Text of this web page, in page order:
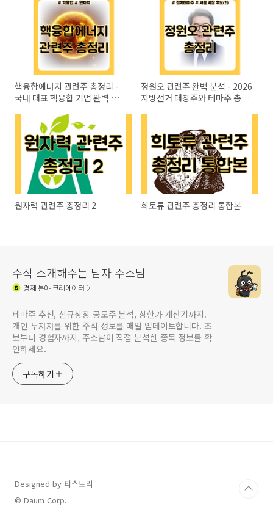
핵융합에너지 관련주 총정리 -
국내 대표 핵융합 기업 완벽 분
정원오 관련주 완벽 분석 - 2026
지방선거 대장주와 테마주 총정
원자력 관련주 총정리 2 희토류 관련주 총정리 통합본
주식 소개해주는 남자 주소남
경제분야 크리에이터
테마주 추천, 신규상장 공모주 분석, 상한가 계산기까지.
개인 투자자를 위한 주식 정보를 매일 업데이트합니다. 초
보부터 경험자까지, 주소남이 직접 분석한 종목 정보를 확
인하세요.
구독하기
Designed by 티스토리
© Daum Corp.